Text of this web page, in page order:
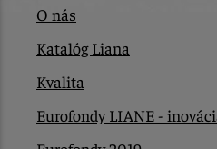
O nás
Katalóg Liana
Kvalita
Eurofondy LIANE -